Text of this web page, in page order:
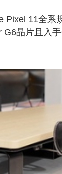
Pixel 11全系
G6晶片且入